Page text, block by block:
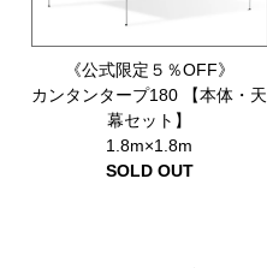
《公式限定５％OFF》
カンタンタープ180 【本体・天
幕セット】
1.8m×1.8m
SOLD OUT